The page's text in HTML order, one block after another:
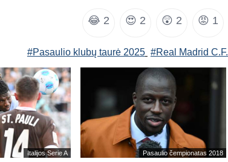
😂 2 😍 2 😲 2 😡 1
#Pasaulio klubų taurė 2025 #Real Madrid C.F.
Italijos Serie A Pasaulio čempionatas 2018